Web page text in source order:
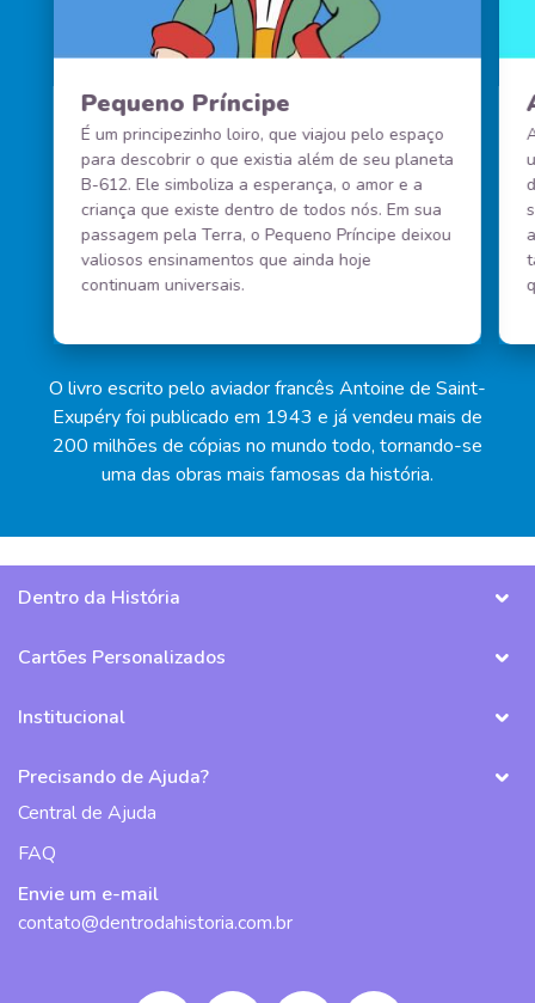
Pequeno Príncipe
É um principezinho loiro, que viajou pelo espaço
para descobrir o que existia além de seu planeta
B-612. Ele simboliza a esperança, o amor e a
criança que existe dentro de todos nós. Em sua
passagem pela Terra, o Pequeno Príncipe deixou
valiosos ensinamentos que ainda hoje
continuam universais.
O livro escrito pelo aviador francês Antoine de Saint-
Exupéry foi publicado em 1943 e já vendeu mais de
200 milhões de cópias no mundo todo, tornando-se
uma das obras mais famosas da história.
Dentro da História
Cartões Personalizados
Institucional
Precisando de Ajuda?
Central de Ajuda
FAQ
Envie um e-mail
contato@dentrodahistoria.com.br